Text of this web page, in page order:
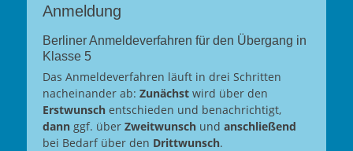
Anmeldung
Berliner Anmeldeverfahren für den Übergang in
Klasse 5
Das Anmeldeverfahren läuft in drei Schritten
nacheinander ab: Zunächst wird über den
Erstwunsch entschieden und benachrichtigt,
dann ggf. über Zweitwunsch und anschließend
bei Bedarf über den Drittwunsch.